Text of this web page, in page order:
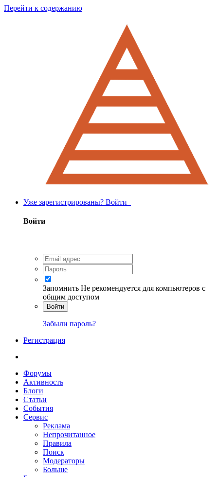
Перейти к содержанию
Уже зарегистрированы? Войти
Войти
Запомнить Не рекомендуется для компьютеров с
общим доступом
Войти
Забыли пароль?
Регистрация
Форумы
Активность
Блоги
Статьи
События
Сервис
Реклама
Непрочитанное
Правила
Поиск
Модераторы
Больше